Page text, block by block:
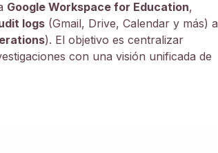
Google Workspace for Education,
logs (Gmail, Drive, Calendar y más) a
). El objetivo es centralizar
con una visión unificada de